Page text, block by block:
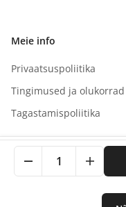
1
Meie info
Privaatsuspoliitika
Tingimused ja olukorrad
Tagastamispoliitika
Autoriõigus©
See sait kasutab
Klõpsates